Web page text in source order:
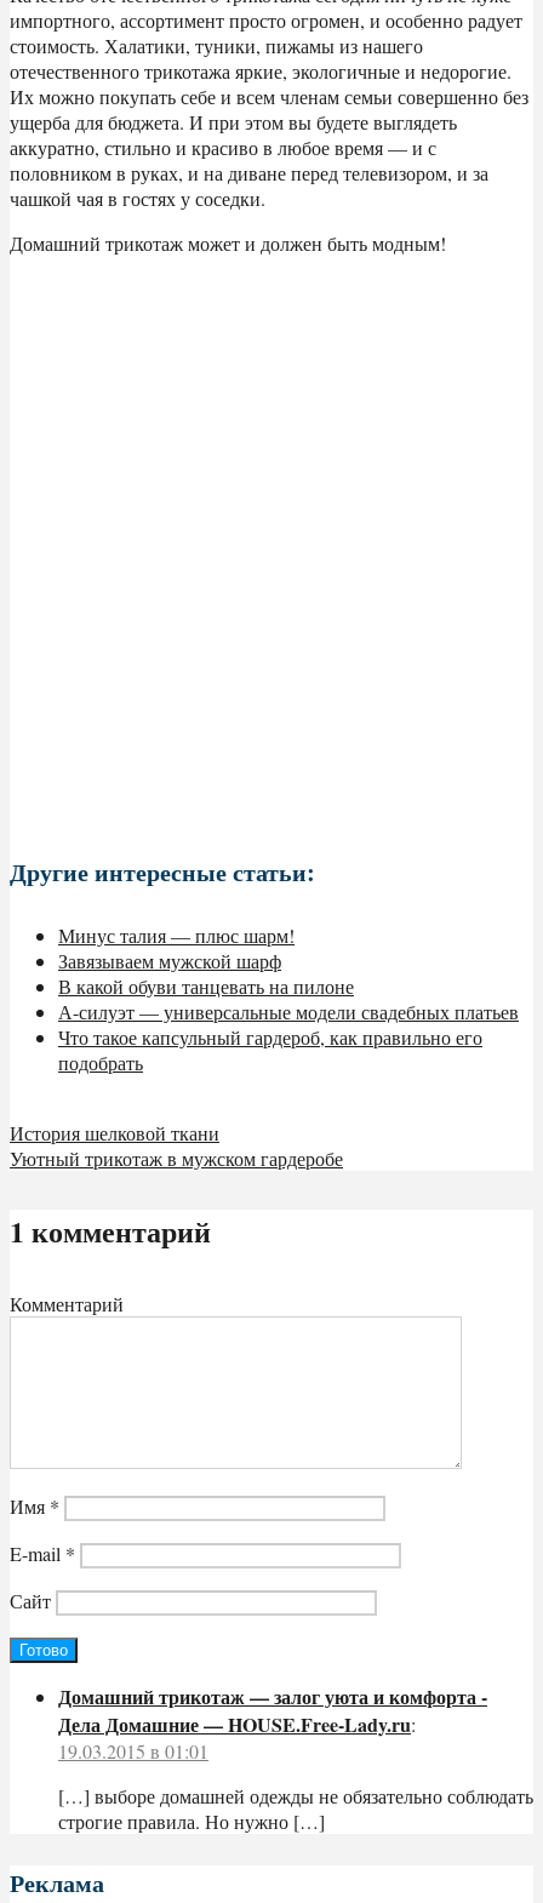
импортного, ассортимент просто огромен, и особенно радует
стоимость. Халатики, туники, пижамы из нашего
отечественного трикотажа яркие, экологичные и недорогие.
Их можно покупать себе и всем членам семьи совершенно без
ущерба для бюджета. И при этом вы будете выглядеть
аккуратно, стильно и красиво в любое время — и с
половником в руках, и на диване перед телевизором, и за
чашкой чая в гостях у соседки.
Домашний трикотаж может и должен быть модным!
Другие интересные статьи:
Минус талия — плюс шарм!
Завязываем мужской шарф
В какой обуви танцевать на пилоне
А-силуэт — универсальные модели свадебных платьев
Что такое капсульный гардероб, как правильно его
подобрать
История шелковой ткани
Уютный трикотаж в мужском гардеробе
1 комментарий
Комментарий
Имя *
E-mail *
Сайт
Домашний трикотаж — залог уюта и комфорта -
Дела Домашние — HOUSE.Free-Lady.ru:
19.03.2015 в 01:01
[…] выборе домашней одежды не обязательно соблюдать
строгие правила. Но нужно […]
Реклама